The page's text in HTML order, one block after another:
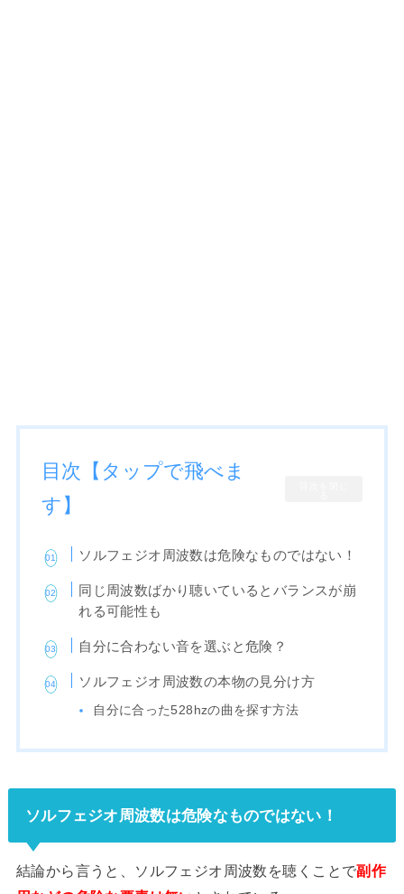
目次【タップで飛べま
す】
ソルフェジオ周波数は危険なものではない！
同じ周波数ばかり聴いているとバランスが崩
れる可能性も
自分に合わない音を選ぶと危険？
ソルフェジオ周波数の本物の見分け方
自分に合った528hzの曲を探す方法
ソルフェジオ周波数は危険なものではない！
結論から言うと、ソルフェジオ周波数を聴くことで副作